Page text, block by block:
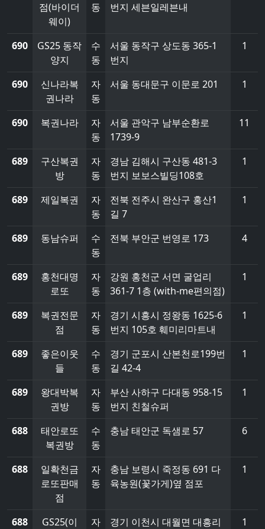
점(바이더
웨이)
동
번지 세븐일레븐내
690
GS25 동작
양지
수
동
서울 동작구 상도동 365-1
번지
1
690
신나라복
권나라
자
동
서울 동대문구 이문로 201 1
690 복권나라
자
동
서울 관악구 남부순환로
1739-9
11
689
구산복권
방
자
동
경남 김해시 구산동 481-3
번지 보보스빌딩108호
1
689 제일복권
자
동
전북 전주시 완산구 홍산1
길 7
1
689 동남슈퍼
수
동
전북 부안군 번영로 173 4
689
홍천대명
로또
자
동
강원 홍천군 서면 굴업리
361-7 1층 (with-me편의점)
1
689
복권전문
점
자
동
경기 시흥시 정왕동 1625-6
번지 105호 훼미리마트내
1
689
좋은이웃
들
수
동
경기 군포시 산본천로199번
길 42-4
1
689
왕대박복
권방
자
동
부산 사하구 다대동 958-15
번지 친철슈퍼
1
688
태안로또
복권방
수
동
충남 태안군 독샘로 57 6
688
일확천금
로또판매
점
자
동
충남 보령시 죽정동 691 다
육농원(꽃가게)옆 점포
1
688
GS25(이
자
경기 이천시 대월면 대흥리
1